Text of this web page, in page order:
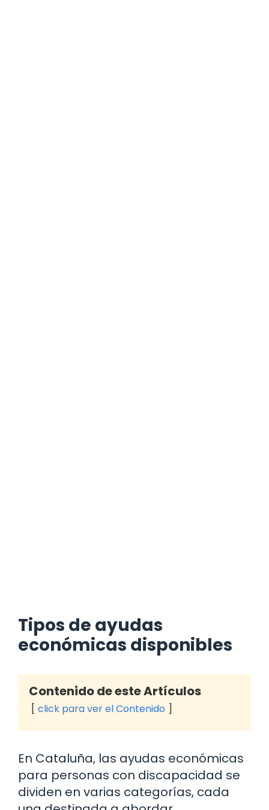
Tipos de ayudas
económicas disponibles
Contenido de este Artículos
click para ver el Contenido
En Cataluña, las ayudas económicas
para personas con discapacidad se
dividen en varias categorías, cada